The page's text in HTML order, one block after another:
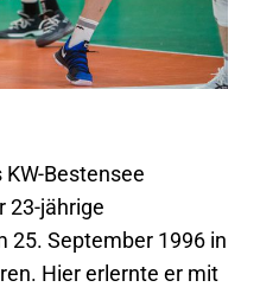
Bestensee
23-jährige
25. September 1996 in
Hier erlernte er mit